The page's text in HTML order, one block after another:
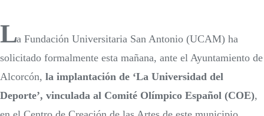
La Fundación Universitaria San Antonio (UCAM) ha
solicitado formalmente esta mañana, ante el Ayuntamiento de
Alcorcón, la implantación de ‘La Universidad del
Deporte’, vinculada al Comité Olímpico Español (COE),